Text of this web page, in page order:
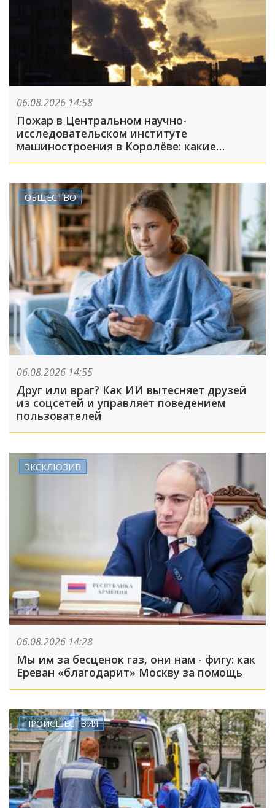
06.08.2026 14:58
Пожар в Центральном научно-
исследовательском институте
машиностроения в Королёве: какие
ОБЩЕСТВО
06.08.2026 14:55
Друг или враг? Как ИИ вытесняет друзей
из соцсетей и управляет поведением
пользователей
ЭКСКЛЮЗИВ
06.08.2026 14:28
Мы им за бесценок газ, они нам - фигу: как
Ереван «благодарит» Москву за помощь
ПРОИСШЕСТВИЯ